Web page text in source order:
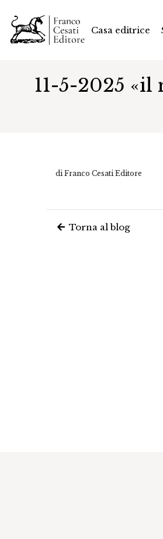
Casa editrice
11-5-2025
di Franco Cesati Editore
Torna al blog